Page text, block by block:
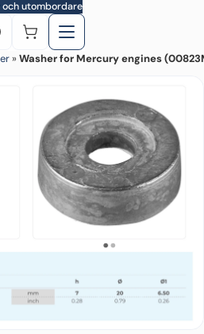
utombordare
»Washer for Mercury engines